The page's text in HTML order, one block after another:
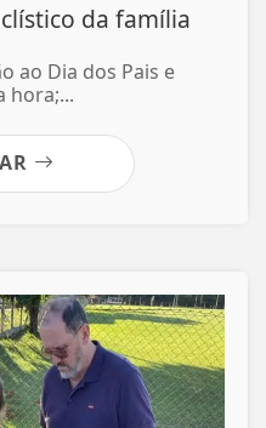
da família
ao Dia dos Pais e
hora;...